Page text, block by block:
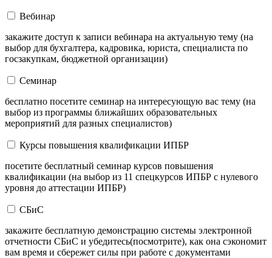
Вебинар
закажите доступ к записи вебинара на актуальную тему (на
выбор для бухгалтера, кадровика, юриста, специалиста по
госзакупкам, бюджетной организации)
Семинар
бесплатно посетите семинар на интересующую вас тему (на
выбор из программы ближайших образовательных
мероприятий для разных специалистов)
Курсы повышения квалификации ИПБР
посетите бесплатный семинар курсов повышения
квалификации (на выбор из 11 спецкурсов ИПБР с нулевого
уровня до аттестации ИПБР)
СБиС
закажите бесплатную демонстрацию системы электронной
отчетности СБиС и убедитесь(посмотрите), как она сэкономит
вам время и сбережет силы при работе с документами